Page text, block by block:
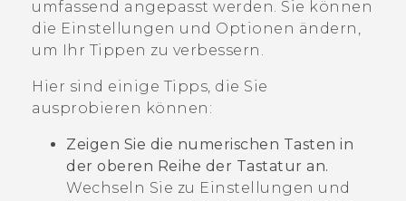
umfassend angepasst werden. Sie können
die Einstellungen und Optionen ändern,
um Ihr Tippen zu verbessern.
Hier sind einige Tipps, die Sie
ausprobieren können:
Zeigen Sie die numerischen Tasten in
der oberen Reihe der Tastatur an.
Wechseln Sie zu Einstellungen und